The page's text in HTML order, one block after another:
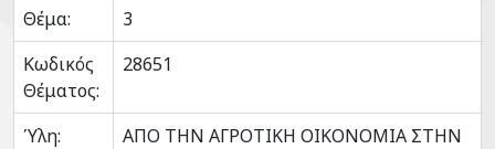
Θέμα:
3
Κωδικός
Θέματος:
28651
Ύλη:
ΑΠΟ ΤΗΝ ΑΓΡΟΤΙΚΗ ΟΙΚΟΝΟΜΙΑ ΣΤΗΝ